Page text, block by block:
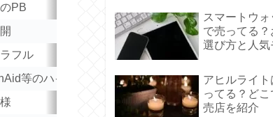
PB
フル
等のハイブランド
スマートウォ
で売ってる
選び方と人気
アヒルライ
ってる？ど
売店を紹介